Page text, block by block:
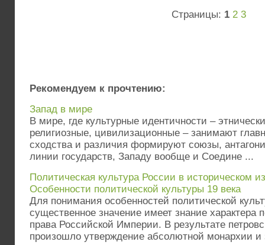
Страницы: 1 2 3
Рекомендуем к прочтению:
Запад в мире
В мире, где культурные идентичности –
религиозные, цивилизационные – занимают
сходства и различия формируют союзы,
линии государств, Западу вообще и Соедине ...
Политическая культура России в историческом
Особенности политической культуры 19 века
Для понимания особенностей политической
существенное значение имеет знание характера
права Российской Империи. В результате
произошло утверждение абсолютной монархии и